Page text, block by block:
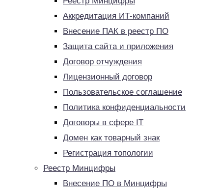
Аккредитация ИТ-компаний
Внесение ПАК в реестр ПО
Защита сайта и приложения
Договор отчуждения
Лицензионный договор
Пользовательское соглашение
Политика конфиденциальности
Договоры в сфере IT
Домен как товарный знак
Регистрация топологии
Реестр Минцифры
Внесение ПО в Минцифры